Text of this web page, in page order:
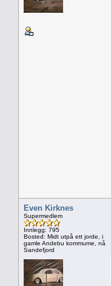
Even Kirknes
Supermedlem
Innlegg: 795
Bosted: Midt utpå ett jorde, i
gamle Andebu kommume, nå
Sandefjord